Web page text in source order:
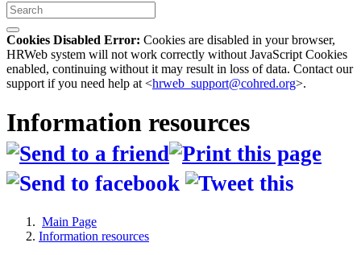
Cookies Disabled Error: Cookies are disabled in your browser,
HRWeb system will not work correctly without JavaScript Cookies
enabled, continuing without it may result in loss of data. Contact our
support if you need help at <hrweb_support@cohred.org>.
Information resources
Main Page
Information resources